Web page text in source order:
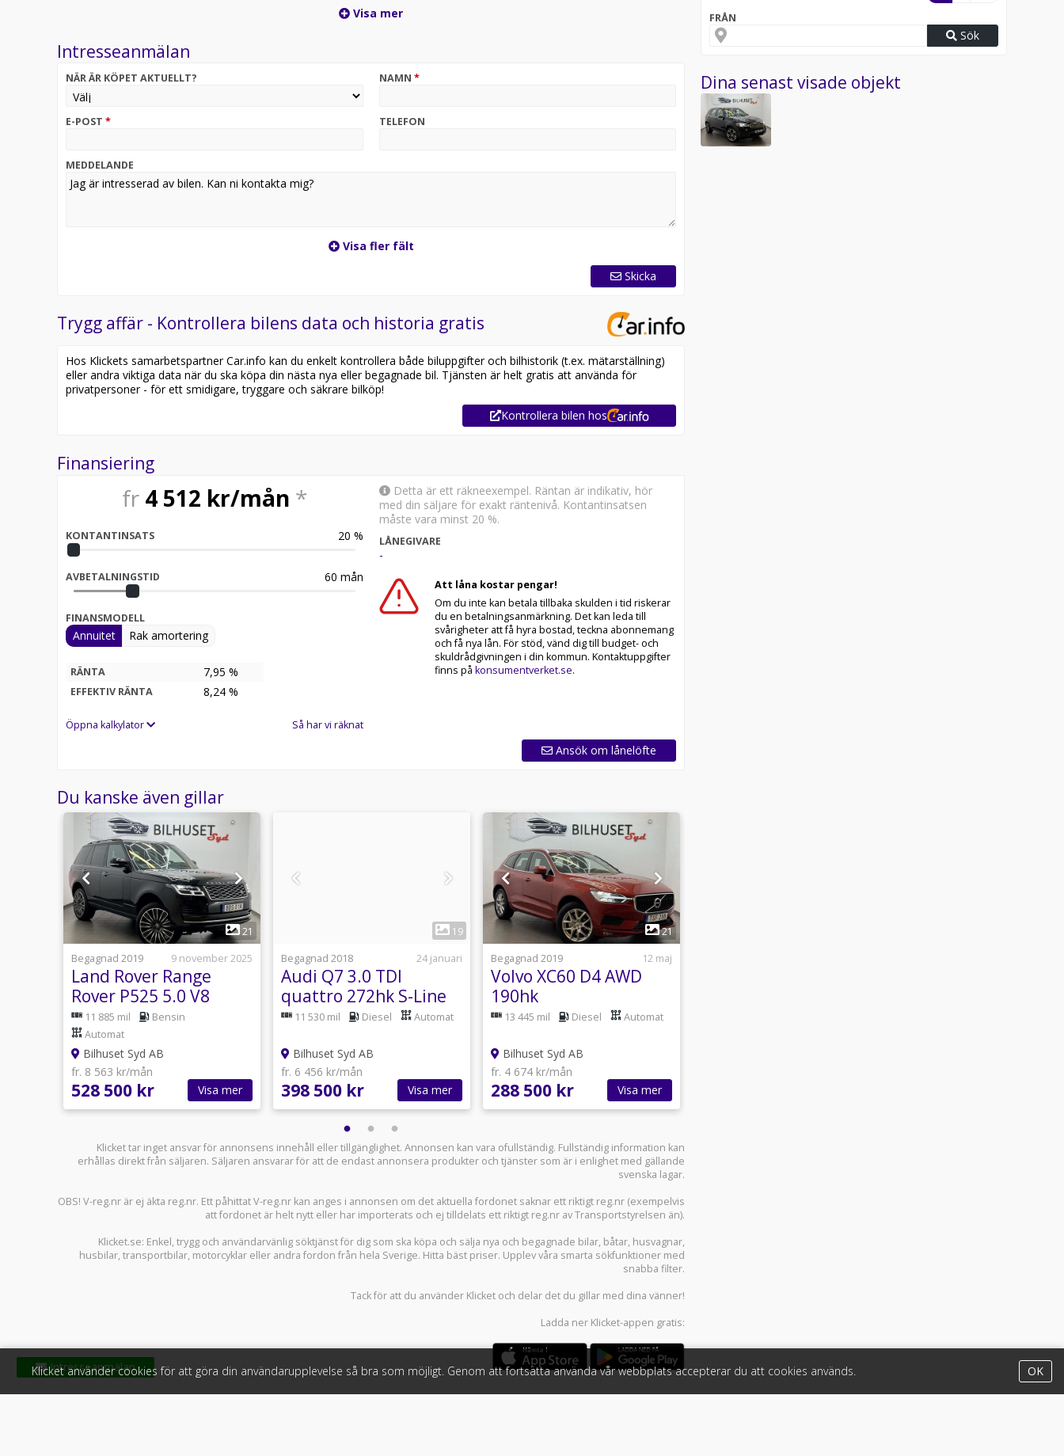
Obs Vi reserverar oss för bilar med 2g & 3g uppkoppling och hur dom påverkas av nedstängning!
Varmt välkomna till oss på Bilhuset Syd!
Visa mer
Intresseanmälan
NÄR ÄR KÖPET AKTUELLT? NAMN *
E-POST * TELEFON
MEDDELANDE
Visa fler fält
Skicka
Trygg affär - Kontrollera bilens data och historia gratis
Hos Klickets samarbetspartner Car.info kan du enkelt kontrollera både biluppgifter och bilhistorik (t.ex. mätarställning)
eller andra viktiga data när du ska köpa din nästa nya eller begagnade bil. Tjänsten är helt gratis att använda för
privatpersoner - för ett smidigare, tryggare och säkrare bilköp!
Kontrollera bilen hos
Finansiering
fr 4 512 kr/mån *
KONTANTINSATS 20 %
AVBETALNINGSTID 60 mån
FINANSMODELL
Annuitet Rak amortering
RÄNTA 7,95 %
EFFEKTIV RÄNTA 8,24 %
Öppna kalkylator Så har vi räknat
Detta är ett räkneexempel. Räntan är indikativ, hör
med din säljare för exakt räntenivå. Kontantinsatsen
måste vara minst 20 %.
LÅNEGIVARE
-
Att låna kostar pengar!
Om du inte kan betala tillbaka skulden i tid riskerar
du en betalningsanmärkning. Det kan leda till
svårigheter att få hyra bostad, teckna abonnemang
och få nya lån. För stöd, vänd dig till budget- och
skuldrådgivningen i din kommun. Kontaktuppgifter
finns på konsumentverket.se.
Ansök om lånelöfte
Du kanske även gillar
1
21
Begagnad 2019
9 november 2025
Land Rover Range
Rover P525 5.0 V8
525hk Autobiography
SV SÅLD SE SPEC!
11 885 mil
Bensin
Automat
Bilhuset Syd AB
fr. 8 563 kr/mån
528 500 kr Visa mer
19
Begagnad 2018
24 januari
Audi Q7 3.0 TDI
quattro 272hk S-Line
7sits
11 530 mil Diesel Automat
Bilhuset Syd AB
fr. 6 456 kr/mån
398 500 kr Visa mer
1
21
Begagnad 2019
12 maj
Volvo XC60 D4 AWD
190hk
Värmare/Läder/Navi/Bkamera/Krok/Carplay
13 445 mil Diesel Automat
Bilhuset Syd AB
fr. 4 674 kr/mån
288 500 kr Visa mer
Klicket tar inget ansvar för annonsens innehåll eller tillgänglighet. Annonsen kan vara ofullständig. Fullständig information kan
erhållas direkt från säljaren. Säljaren ansvarar för att de endast annonsera produkter och tjänster som är i enlighet med gällande
svenska lagar.
OBS! V-reg.nr är ej äkta reg.nr. Ett påhittat V-reg.nr kan anges i annonsen om det aktuella fordonet saknar ett riktigt reg.nr (exempelvis
att fordonet är helt nytt eller har importerats och ej tilldelats ett riktigt reg.nr av Transportstyrelsen än).
Klicket.se: Enkel, trygg och användarvänlig söktjänst för dig som ska köpa och sälja nya och begagnade bilar, båtar, husvagnar,
husbilar,transportbilar, motorcyklar eller andra fordon från hela Sverige. Hitta bäst priser. Upplev våra smarta sökfunktioner med
snabba filter.
Tack för att du använder Klicket och delar det du gillar med dina vänner!
Ladda ner Klicket-appen gratis:
FRÅN
Sök
Dina senast visade objekt
Klicket använder cookies för att göra din användarupplevelse så bra som möjligt. Genom att fortsätta använda vår webbplats accepterar du att cookies används. OK